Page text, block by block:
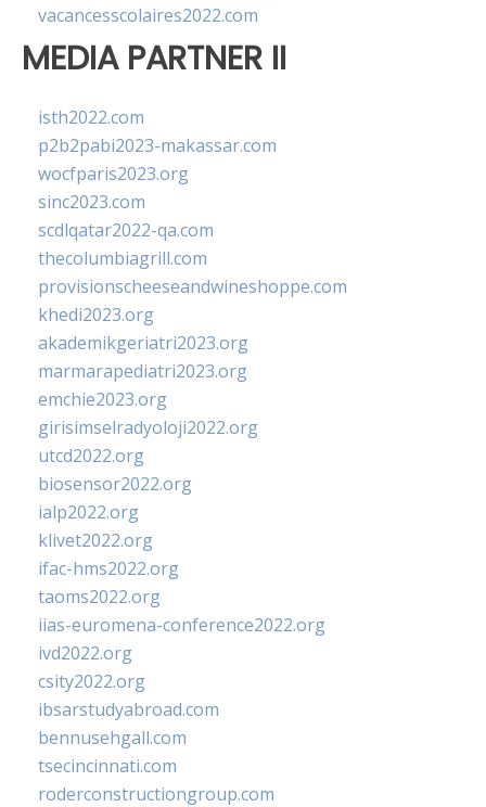
vacancesscolaires2022.com
MEDIA PARTNER II
isth2022.com
p2b2pabi2023-makassar.com
wocfparis2023.org
sinc2023.com
scdlqatar2022-qa.com
thecolumbiagrill.com
provisionscheeseandwineshoppe.com
khedi2023.org
akademikgeriatri2023.org
marmarapediatri2023.org
emchie2023.org
girisimselradyoloji2022.org
utcd2022.org
biosensor2022.org
ialp2022.org
klivet2022.org
ifac-hms2022.org
taoms2022.org
iias-euromena-conference2022.org
ivd2022.org
csity2022.org
ibsarstudyabroad.com
bennusehgall.com
tsecincinnati.com
roderconstructiongroup.com